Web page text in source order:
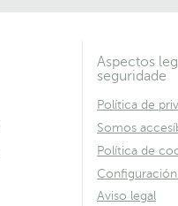
Aspectos
seguridade
Política de
Somos
Política de
Aviso legal